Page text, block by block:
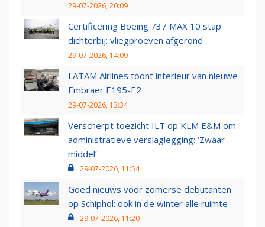
29-07-2026, 20:09
Certificering Boeing 737 MAX 10 stap
dichterbij: vliegproeven afgerond
29-07-2026, 14:09
LATAM Airlines toont interieur van nieuwe
Embraer E195-E2
29-07-2026, 13:34
Verscherpt toezicht ILT op KLM E&M om
administratieve verslaglegging: ‘Zwaar
middel’
29-07-2026, 11:54
Goed nieuws voor zomerse debutanten
op Schiphol: ook in de winter alle ruimte
29-07-2026, 11:20